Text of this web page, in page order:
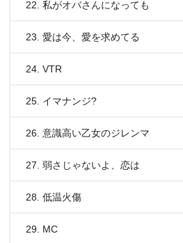
22. 私がオバさんになっても
23. 愛は今、愛を求めてる
24. VTR
25. イマナンジ?
26. 意識高い乙女のジレンマ
27. 弱さじゃないよ、恋は
28. 低温火傷
29. MC